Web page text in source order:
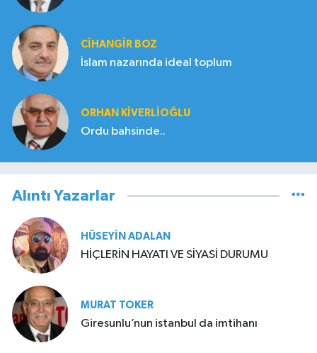
CIHANGIR BOZ
İslam nazarında ideal toplum
ORHAN KIVERLIOĞLU
Ordu bahsinde..
Alıntı Yazarlar
HÜSEYIN ADALAN
HİÇLERİN HAYATI VE SİYASİ DURUMU
MURAT TOKER
Giresunlu’nun istanbul da imtihanı